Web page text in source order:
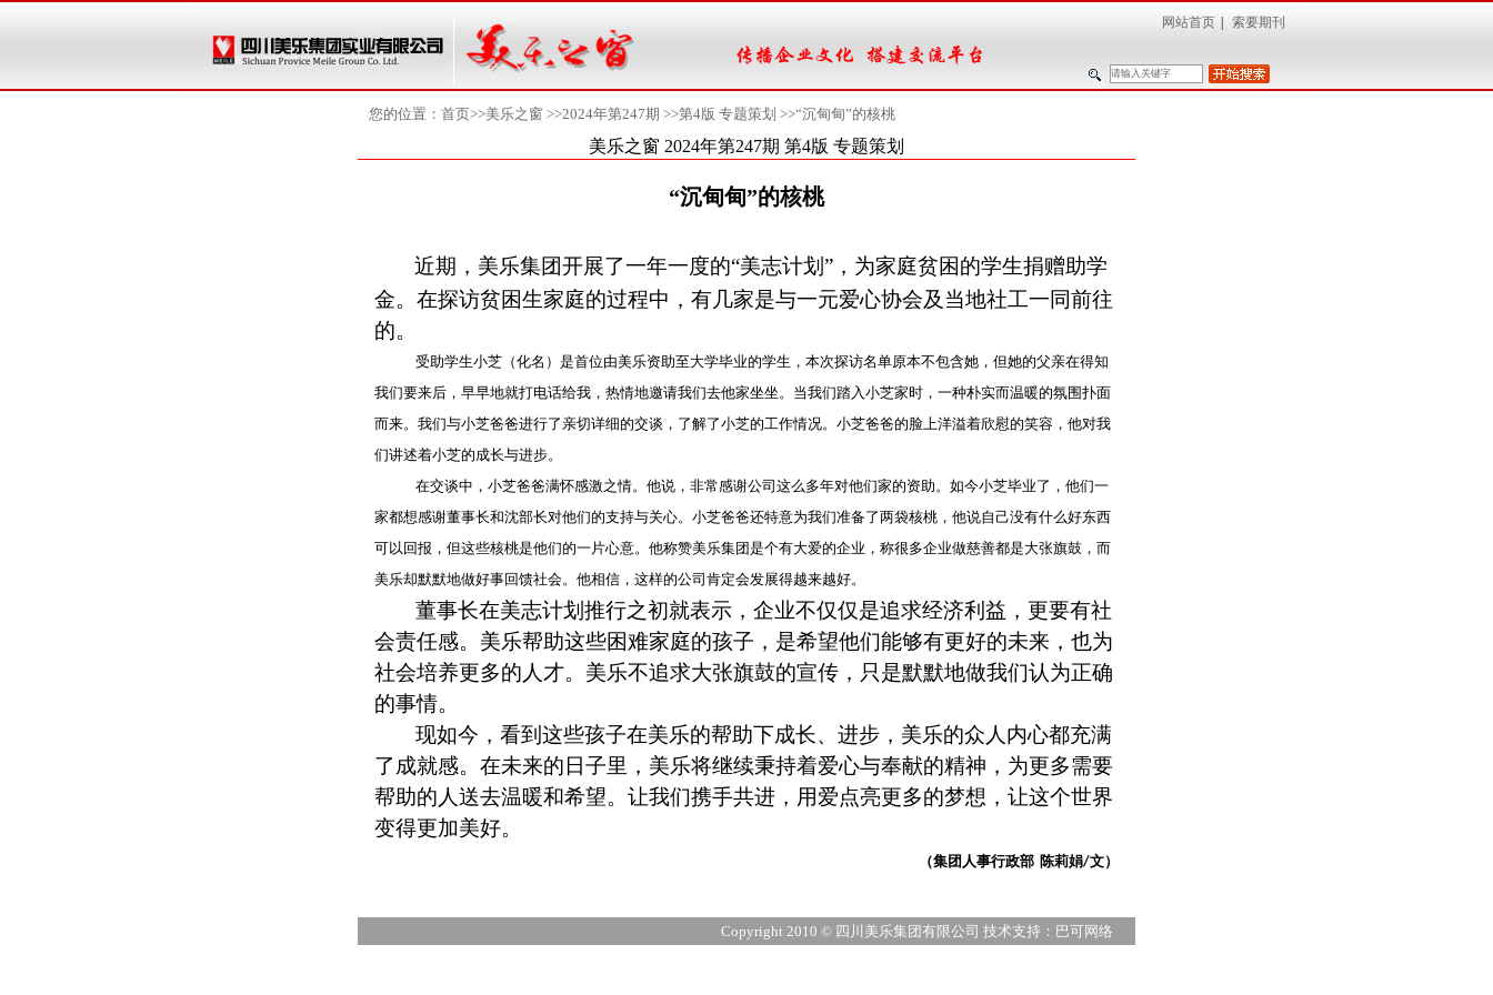
网站首页 索要期刊
您的位置： 首页>>美乐之窗 >>2024年第247期 >>第4版 专题策划 >>“沉甸甸”的核桃
美乐之窗 2024年第247期 第4版 专题策划
“沉甸甸”的核桃
近期，美乐集团开展了一年一度的“美志计划”，为家庭贫困的学生捐赠助学
金。在探访贫困生家庭的过程中，有几家是与一元爱心协会及当地社工一同前往
的。
受助学生小芝（化名）是首位由美乐资助至大学毕业的学生，本次探访名单原本不包含她，但她的父亲在得知
我们要来后，早早地就打电话给我，热情地邀请我们去他家坐坐。当我们踏入小芝家时，一种朴实而温暖的氛围扑面
而来。我们与小芝爸爸进行了亲切详细的交谈，了解了小芝的工作情况。小芝爸爸的脸上洋溢着欣慰的笑容，他对我
们讲述着小芝的成长与进步。
在交谈中，小芝爸爸满怀感激之情。他说，非常感谢公司这么多年对他们家的资助。如今小芝毕业了，他们一
家都想感谢董事长和沈部长对他们的支持与关心。小芝爸爸还特意为我们准备了两袋核桃，他说自己没有什么好东西
可以回报，但这些核桃是他们的一片心意。他称赞美乐集团是个有大爱的企业，称很多企业做慈善都是大张旗鼓，而
美乐却默默地做好事回馈社会。他相信，这样的公司肯定会发展得越来越好。
董事长在美志计划推行之初就表示，企业不仅仅是追求经济利益，更要有社
会责任感。美乐帮助这些困难家庭的孩子，是希望他们能够有更好的未来，也为
社会培养更多的人才。美乐不追求大张旗鼓的宣传，只是默默地做我们认为正确
的事情。
现如今，看到这些孩子在美乐的帮助下成长、进步，美乐的众人内心都充满
了成就感。在未来的日子里，美乐将继续秉持着爱心与奉献的精神，为更多需要
帮助的人送去温暖和希望。让我们携手共进，用爱点亮更多的梦想，让这个世界
变得更加美好。
（集团人事行政部 陈莉娟/文）
Copyright 2010 © 四川美乐集团有限公司 技术支持： 巴可网络